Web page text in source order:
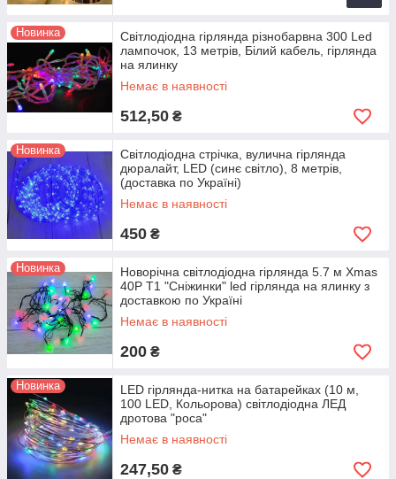
Новинка
Світлодіодна гірлянда різнобарвна 300 Led
лампочок, 13 метрів, Білий кабель, гірлянда
на ялинку
Немає в наявності
512,50 ₴
Новинка
Світлодіодна стрічка, вулична гірлянда
дюралайт, LED (синє світло), 8 метрів,
(доставка по Україні)
Немає в наявності
450 ₴
Новинка
Новорічна світлодіодна гірлянда 5.7 м Xmas
40P T1 "Сніжинки" led гірлянда на ялинку з
доставкою по Україні
Немає в наявності
200 ₴
Новинка
LED гірлянда-нитка на батарейках (10 м,
100 LED, Кольорова) світлодіодна ЛЕД
дротова "роса"
Немає в наявності
247,50 ₴